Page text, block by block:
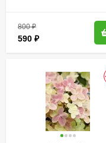
800₽
590 ₽